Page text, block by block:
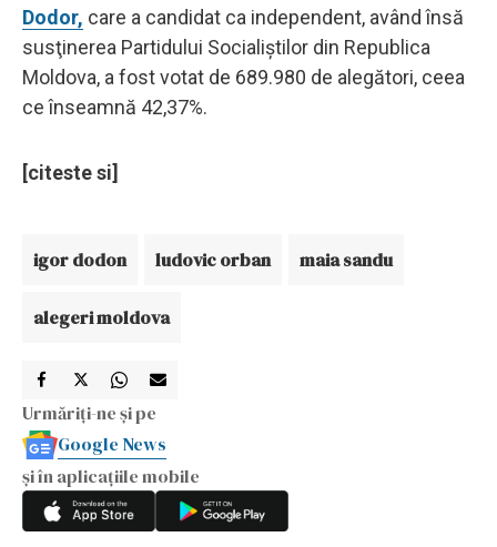
Dodor, care a candidat ca independent, având însă
susţinerea Partidului Socialiştilor din Republica
Moldova, a fost votat de 689.980 de alegători, ceea
ce înseamnă 42,37%.
[citeste si]
igor dodon ludovic orban maia sandu
alegeri moldova
Urmăriți-ne și pe
Google News
și în aplicațiile mobile